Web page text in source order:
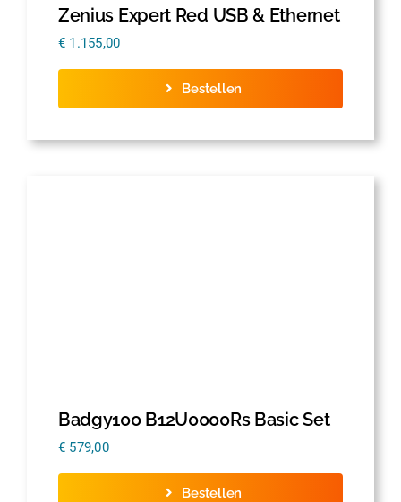
Zenius Expert Red USB & Ethernet
€ 1.155,00
Bestellen
Badgy100 B12U0000Rs Basic Set
€ 579,00
Bestellen